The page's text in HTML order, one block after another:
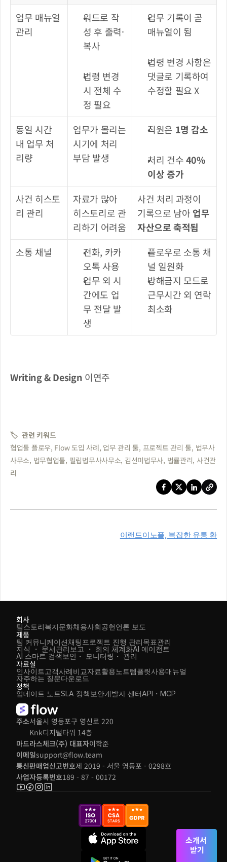
업무 매뉴얼
관리
워드로 작
성 후 출력·
복사
법령 변경
시 전체 수
정 필요
업무 기록이 곧
매뉴얼이 됨
법령 변경 사항은
댓글로 기록하여
수정할 필요 X
동일 시간
내 업무 처
리량
업무가 몰리는
시기에 처리
부담 발생
직원은 1명 감소
처리 건수 40%
이상 증가
사건 히스토
리 관리
자료가 많아
히스토리로 관
리하기 어려움
사건 처리 과정이
기록으로 남아 업무
자산으로 축적됨
소통 채널
전화, 카카
오톡 사용
업무 외 시
간에도 업
무 전달 발
생
플로우로 소통 채
널 일원화
방해금지 모드로
근무시간 외 연락
최소화
Writing & Design 이연주
🏷️  관련 키워드
협업툴 플로우, Flow 도입 사례, 업무 관리 툴, 프로젝트 관리 툴, 법무사
사무소, 법무협업툴, 필립법무사사무소, 김선미법무사, 법률관리, 사건관
리
이랜드이노플, 복잡한 유통 환
주소서울시 영등포구 영신로 220
Knk디지털타워 14층
마드라스체크(주) 대표자이학준
이메일support@flow.team
통신판매업신고번호제 2019 - 서울 영등포 - 0298호
사업자등록번호189 - 87 - 00172
회사
팀스토리복지문화채용사회공헌언론 보도
제품
팀 커뮤니케이션채팅프로젝트 진행 관리목표관리
지식 ・ 문서관리보고 ・ 회의 체계화
AI 스마트 검색
AI 에이전트
보안・ 모니터링・ 관리
자료실
인사이트고객사례비교자료활용노트템플릿사용매뉴얼
자주하는 질문다운로드
정책
업데이트 노트SLA 정책보안개발자 센터API・MCP
소개서
받기